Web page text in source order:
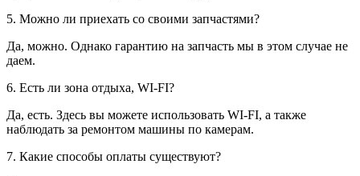
5. Можно ли приехать со своими запчастями?
Да, можно. Однако гарантию на запчасть мы в этом случае не
даем.
6. Есть ли зона отдыха, WI-FI?
Да, есть. Здесь вы можете использовать WI-FI, а также
наблюдать за ремонтом машины по камерам.
7. Какие способы оплаты существуют?